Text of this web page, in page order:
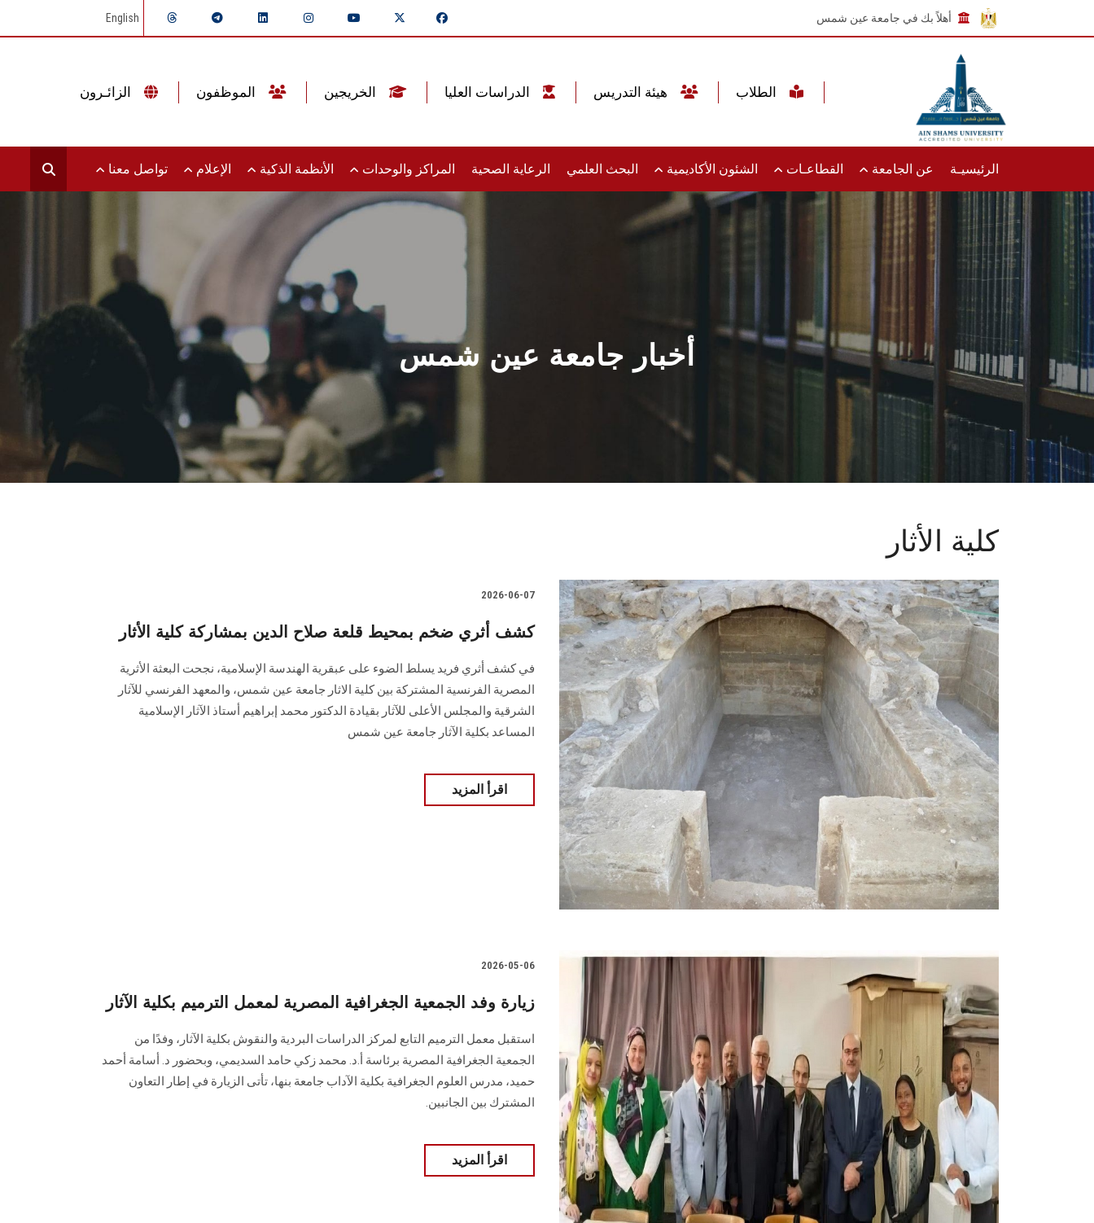
أهلاً بك في جامعة عين شمس English
الرئيسيـة عن الجامعة القطاعـات الشئون الأكاديمية البحث العلمي الرعاية الصحية المراكز والوحدات الأنظمة الذكية الإعلام تواصل معنا
أخبار جامعة عين شمس
كلية الأثار
2026-06-07
كشف أثري ضخم بمحيط قلعة صلاح الدين بمشاركة كلية الأثار
في كشف أثري فريد يسلط الضوء على عبقرية الهندسة الإسلامية، نجحت البعثة الأثرية
المصرية الفرنسية المشتركة بين كلية الاثار جامعة عين شمس، والمعهد الفرنسي للآثار
الشرقية والمجلس الأعلى للآثار بقيادة الدكتور محمد إبراهيم أستاذ الآثار الإسلامية
المساعد بكلية الآثار جامعة عين شمس
اقرأ المزيد
2026-05-06
زيارة وفد الجمعية الجغرافية المصرية لمعمل الترميم بكلية الآثار
استقبل معمل الترميم التابع لمركز الدراسات البردية والنقوش بكلية الآثار، وفدًا من
الجمعية الجغرافية المصرية برئاسة أ.د. محمد زكي حامد السديمي، وبحضور د. أسامة أحمد
حميد، مدرس العلوم الجغرافية بكلية الآداب جامعة بنها، تأتى الزيارة في إطار التعاون
المشترك بين الجانبين.
اقرأ المزيد